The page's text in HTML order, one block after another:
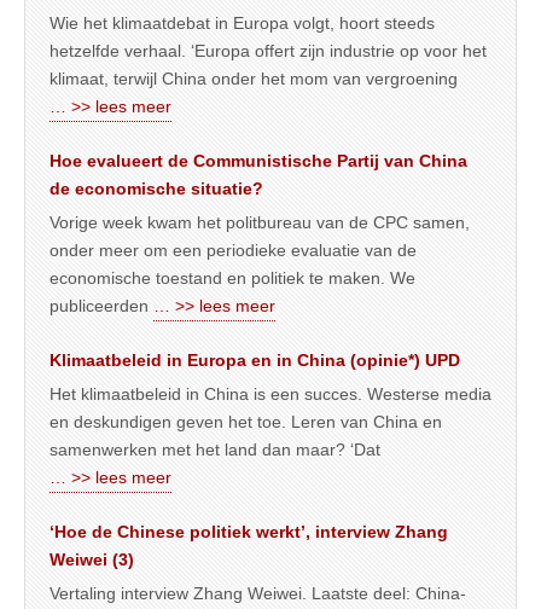
Wie het klimaatdebat in Europa volgt, hoort steeds
hetzelfde verhaal. ‘Europa offert zijn industrie op voor het
klimaat, terwijl China onder het mom van vergroening
… >> lees meer
Hoe evalueert de Communistische Partij van China
de economische situatie?
Vorige week kwam het politbureau van de CPC samen,
onder meer om een periodieke evaluatie van de
economische toestand en politiek te maken. We
publiceerden
… >> lees meer
Klimaatbeleid in Europa en in China (opinie*) UPD
Het klimaatbeleid in China is een succes. Westerse media
en deskundigen geven het toe. Leren van China en
samenwerken met het land dan maar? ‘Dat
… >> lees meer
‘Hoe de Chinese politiek werkt’, interview Zhang
Weiwei (3)
Vertaling interview Zhang Weiwei. Laatste deel: China-